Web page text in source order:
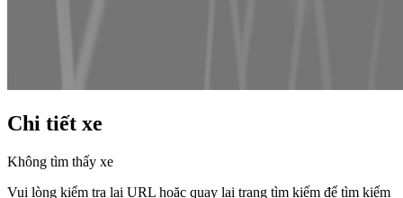
Chi tiết xe
Không tìm thấy xe
Vui lòng kiểm tra lại URL hoặc quay lại trang tìm kiếm để tìm kiếm